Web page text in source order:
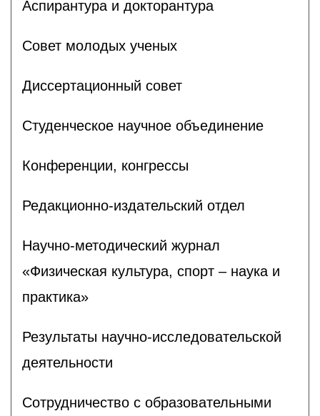
Аспирантура и докторантура
Совет молодых ученых
Диссертационный совет
Студенческое научное объединение
Конференции, конгрессы
Редакционно-издательский отдел
Научно-методический журнал
«Физическая культура, спорт – наука и
практика»
Результаты научно-исследовательской
деятельности
Сотрудничество с образовательными